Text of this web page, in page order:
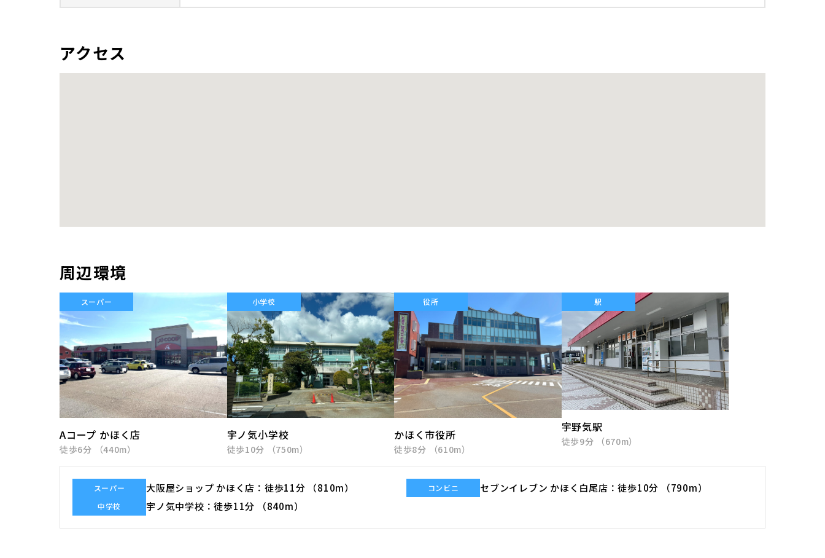
アクセス
周辺環境
スーパー
Aコープ かほく店
徒歩6分 （440m）
小学校
宇ノ気小学校
徒歩10分 （750m）
役所
かほく市役所
徒歩8分 （610m）
駅
宇野気駅
徒歩9分 （670m）
スーパー 大阪屋ショップ かほく店 徒歩11分 （810m） コンビニ セブンイレブン かほく白尾店 徒歩10分 （790m）
中学校 宇ノ気中学校 徒歩11分 （840m）